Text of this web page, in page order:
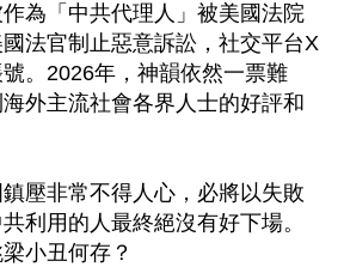
為「中共代理人」被美國法院
法官制止惡意訴訟，社交平台X
。2026年，神韻依然一票難
外主流社會各界人士的好評和
壓非常不得人心，必將以失敗
利用的人最終絕沒有好下場。
小丑何存？